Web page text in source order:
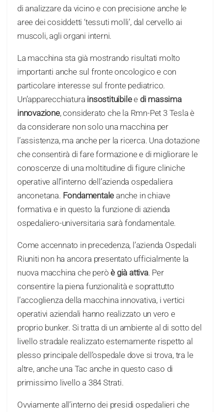
di analizzare da vicino e con precisione anche le
aree dei cosiddetti ‘tessuti molli’, dal cervello ai
muscoli, agli organi interni.
La macchina sta già mostrando risultati molto
importanti anche sul fronte oncologico e con
particolare interesse sul fronte pediatrico.
Un’apparecchiatura insostituibilee di massima
innovazione, considerato che la Rmn-Pet 3 Tesla è
da considerare non solo una macchina per
l’assistenza, ma anche per la ricerca. Una dotazione
che consentirà di fare formazione e di migliorare le
conoscenze di una moltitudine di figure cliniche
operative all’interno dell’azienda ospedaliera
anconetana. Fondamentale anche in chiave
formativa e in questo la funzione di azienda
ospedaliero-universitaria sarà fondamentale.
Come accennato in precedenza, l’azienda Ospedali
Riuniti non ha ancora presentato ufficialmente la
nuova macchina che peròè già attiva. Per
consentire la piena funzionalità e soprattutto
l’accoglienza della macchina innovativa, i vertici
operativi aziendali hanno realizzato un vero e
proprio bunker. Si tratta di un ambiente al di sotto del
livello stradale realizzato esternamente rispetto al
plesso principale dell’ospedale dove si trova, tra le
altre, anche una Tac anche in questo caso di
primissimo livello a 384 Strati.
Ovviamente all’interno dei presidi ospedalieri che